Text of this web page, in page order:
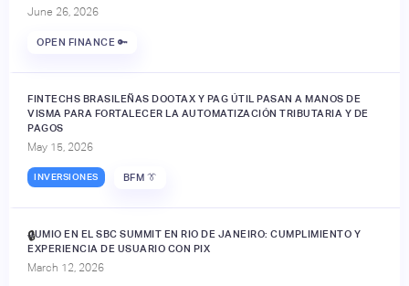
June 26, 2026
OPEN FINANCE 🔑
FINTECHS BRASILEÑAS DOOTAX Y PAG ÚTIL PASAN A MANOS DE
VISMA PARA FORTALECER LA AUTOMATIZACIÓN TRIBUTARIA Y DE
PAGOS
May 15, 2026
INVERSIONES BFM 👔
JUMIO EN EL SBC SUMMIT EN RIO DE JANEIRO: CUMPLIMIENTO Y
EXPERIENCIA DE USUARIO CON PIX
March 12, 2026
🔒